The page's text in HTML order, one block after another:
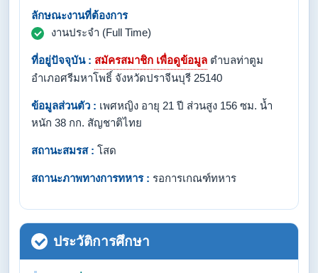
ลักษณะงานที่ต้องการ
งานประจำ (Full Time)
ที่อยู่ปัจจุบัน : สมัครสมาชิก เพื่อดูข้อมูล ตำบลท่าตูม
อำเภอศรีมหาโพธิ์ จังหวัดปราจีนบุรี 25140
ข้อมูลส่วนตัว : เพศหญิง อายุ 21 ปี ส่วนสูง 156 ซม. น้ำ
หนัก 38 กก. สัญชาติไทย
สถานะสมรส : โสด
สถานะภาพทางการทหาร : รอการเกณฑ์ทหาร
ประวัติการศึกษา